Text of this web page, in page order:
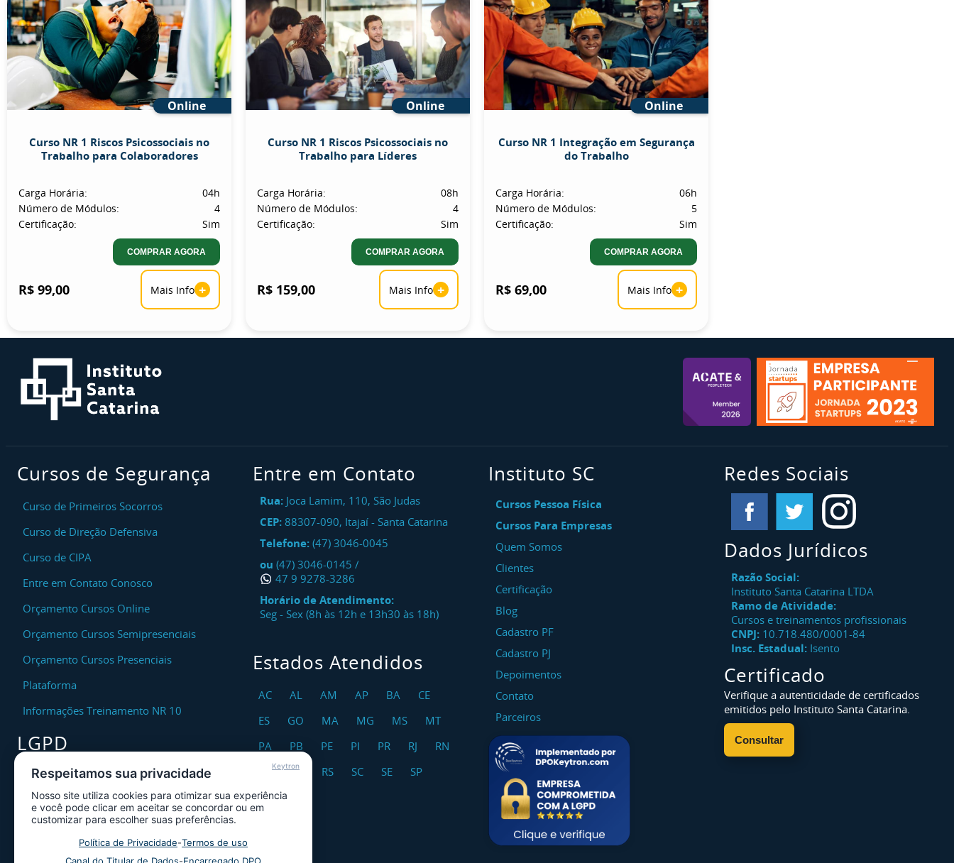
Online
Curso NR 1 Riscos Psicossociais no
Trabalho para Colaboradores
Carga Horária:
04h
Número de Módulos:
4
Certificação:
Sim
COMPRAR AGORA
R$ 99,00 Mais Info +
Online
Curso NR 1 Riscos Psicossociais no
Trabalho para Líderes
Carga Horária:
08h
Número de Módulos:
4
Certificação:
Sim
COMPRAR AGORA
R$ 159,00 Mais Info +
Online
Curso NR 1 Integração em Segurança
do Trabalho
Carga Horária:
06h
Número de Módulos:
5
Certificação:
Sim
COMPRAR AGORA
R$ 69,00 Mais Info +
Cursos de Segurança
Curso de Primeiros Socorros
Curso de Direção Defensiva
Curso de CIPA
Entre em Contato Conosco
Orçamento Cursos Online
Orçamento Cursos Semipresenciais
Orçamento Cursos Presenciais
Plataforma
Informações Treinamento NR 10
LGPD
Encarregado DPO
Canal de Atendimento ao Titular dos
Dados
Política de Privacidade
Entre em Contato
Rua: Joca Lamim, 110, São Judas
CEP: 88307-090, Itajaí - Santa Catarina
Telefone: (47) 3046-0045
ou (47) 3046-0145 /
47 9 9278-3286
Horário de Atendimento:
Seg - Sex (8h às 12h e 13h30 às 18h)
Estados Atendidos
AC AL AM AP BA
CE
ES
GO MA MG MS
MT
PA
PB PE PI PR RJ
RN
RO
RR RS SC SE
SP
TO
Instituto SC
Cursos Pessoa Física
Cursos Para Empresas
Quem Somos
Clientes
Certificação
Blog
Cadastro PF
Cadastro PJ
Depoimentos
Contato
Parceiros
Redes Sociais
Dados Jurídicos
Razão Social:
Instituto Santa Catarina LTDA
Ramo de Atividade:
Cursos e treinamentos profissionais
CNPJ: 10.718.480/0001-84
Insc. Estadual: Isento
Certificado
Verifique a autenticidade de certificados
emitidos pelo Instituto Santa Catarina.
Consultar
Keytron
Respeitamos sua privacidade
Nosso site utiliza cookies para otimizar sua experiência
e você pode clicar em aceitar se concordar ou em
customizar para escolher suas preferências.
Política de Privacidade-Termos de uso